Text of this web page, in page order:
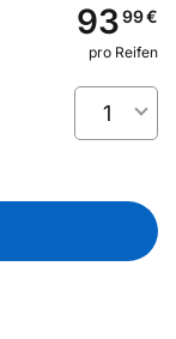
9399€
pro Reifen
1